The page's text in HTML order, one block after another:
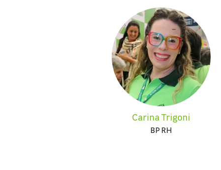
Carina Trigoni
BP RH